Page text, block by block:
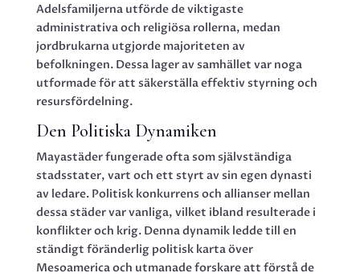
Adelsfamiljerna utförde de viktigaste
administrativa och religiösa rollerna, medan
jordbrukarna utgjorde majoriteten av
befolkningen. Dessa lager av samhället var noga
utformade för att säkerställa effektiv styrning och
resursfördelning.
Den Politiska Dynamiken
Mayastäder fungerade ofta som självständiga
stadsstater, vart och ett styrt av sin egen dynasti
av ledare. Politisk konkurrens och allianser mellan
dessa städer var vanliga, vilket ibland resulterade i
konflikter och krig. Denna dynamik ledde till en
ständigt föränderlig politisk karta över
Mesoamerica och utmanade forskare att förstå de